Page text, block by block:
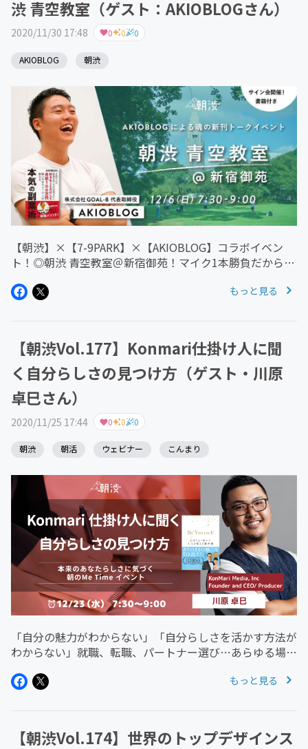
渋 青空教室（ゲスト：AKIOBLOGさん）
2020/11/30 17:48 0 0 0
AKIOBLOG 朝渋
【朝渋】×【7-9PARK】×【AKIOBLOG】コラボイベン
ト！◎朝渋 青空教室＠新宿御苑！マイク1本勝負だからこ
復活！モニターから飛び出して、みなさんに朝の元気を届
もっと見る
【朝渋Vol.177】Konmari仕掛け人に聞
く自分らしさの見つけ方（ゲスト・川原
卓巳さん）
2020/11/25 17:44 0 0 0
朝渋 朝活 ウェビナー こんまり
「自分の魅力がわからない」「自分らしさを活かす方法が
わからない」就職、転職、パートナー選び…あらゆる場面
12/23（水）のゲストは川原 卓巳さん。川原さんは、いま
もっと見る
【朝渋Vol.174】世界のトップデザインス